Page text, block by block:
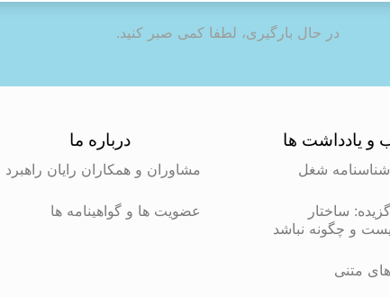
در حال بارگیری، لطفا کمی صبر کنید.
و یادداشت ها
شغل
ساختار
و چگونه نباشد
های متنی
درباره ما
مشاوران و همکاران رایان راهبرد
عضویت ها و گواهینامه ها